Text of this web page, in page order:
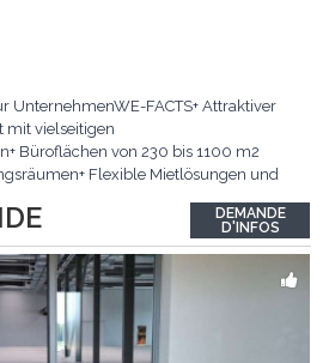
UnternehmenWE-FACTS+ Attraktiver
mit vielseitigen
Büroflächen von 230 bis 1100 m2
Flexible Mietlösungen und
Professionelle Büro- und
JETZT anrufen:
DEMANDE
D'INFOS